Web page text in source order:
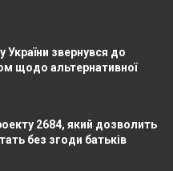
України звернувся до
щодо альтернативної
2684, який дозволить
без згоди батьків